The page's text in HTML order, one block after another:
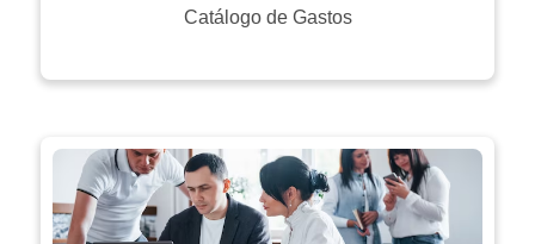
Catálogo de Gastos